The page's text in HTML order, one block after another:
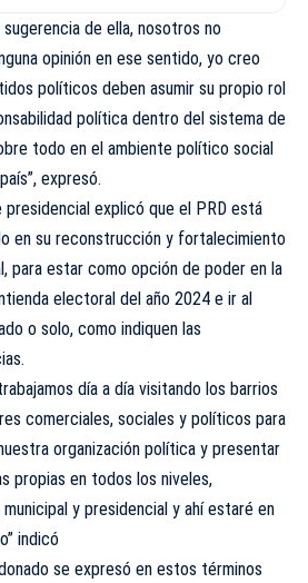
sugerencia de ella, nosotros no
opinión en ese sentido, yo creo
políticos deben asumir su propio rol
política dentro del sistema de
todo en el ambiente político social
expresó.
presidencial explicó que el PRD está
en su reconstrucción y fortalecimiento
para estar como opción de poder en la
electoral del año 2024 e ir al
o solo, como indiquen las
día a día visitando los barrios
comerciales, sociales y políticos para
organización política y presentar
propias en todos los niveles,
y presidencial y ahí estaré en
indicó
se expresó en estos términos